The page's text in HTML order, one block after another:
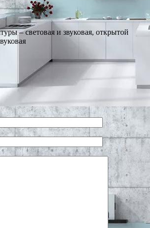
– световая и звуковая, открытой